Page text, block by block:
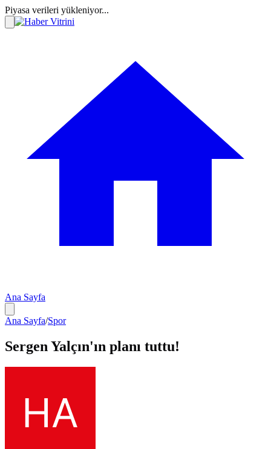
Piyasa verileri yükleniyor...
Ana Sayfa
Ana Sayfa/Spor
Sergen Yalçın'ın planı tuttu!